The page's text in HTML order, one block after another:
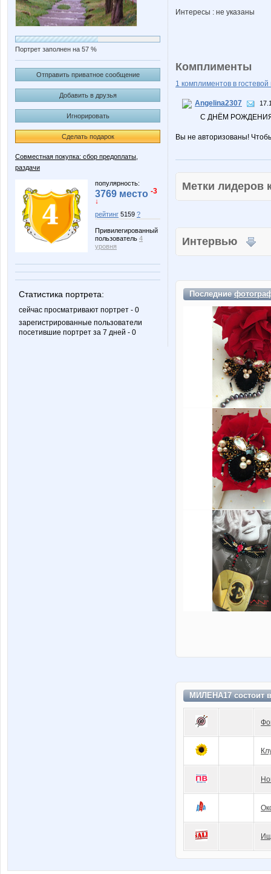
Портрет заполнен на 57 %
Отправить приватное сообщение
Добавить в друзья
Игнорировать
Сделать подарок
Совместная покупка: сбор предоплаты,
раздачи
популярность:
3769 место -3
↓
рейтинг 5159 ?
Привилегированный
пользователь 4
уровня
Статистика портрета:
сейчас просматривают портрет - 0
зарегистрированные пользователи
посетившие портрет за 7 дней - 0
Интересы : не указаны
Комплименты
1 комплиментов в гостевой
Angelina2307
С ДНЁМ
Вы не авторизованы!
Метки
Интервью
Последние
МИЛЕНА17 состоит